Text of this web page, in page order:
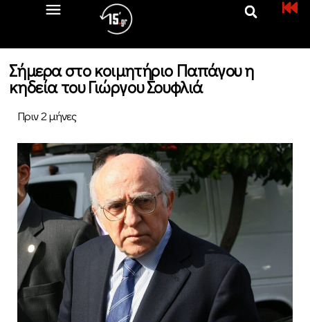
Σήμερα στο κοιμητήριο Παπάγου η
κηδεία του Γιώργου Σουφλιά
Πριν 2 μήνες